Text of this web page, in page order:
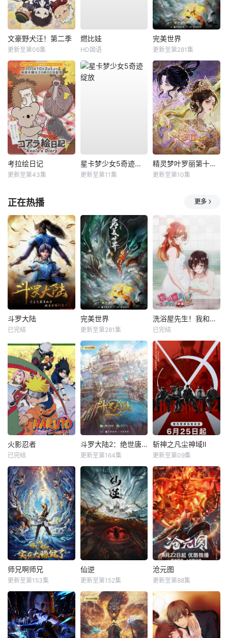
文豪野犬汪！第二季
更新至第06集
燃比娃
HD国语
完美世界
更新至第281集
考拉绘日记
更新至第43集
星卡梦少女5奇迹绽放
更新至第11集
精灵梦叶罗丽第十一季（下）
更新至第10集
正在热播 更多
斗罗大陆
已完结
完美世界
更新至第281集
洗浴屋先生！我和那家伙在女浴池！？
已完结
火影忍者
已完结
斗罗大陆2：绝世唐门
更新至第164集
斩神之凡尘神域Ⅱ
更新至第09集
师兄啊师兄
更新至第153集
仙逆
更新至第152集
沧元图
更新至第88集